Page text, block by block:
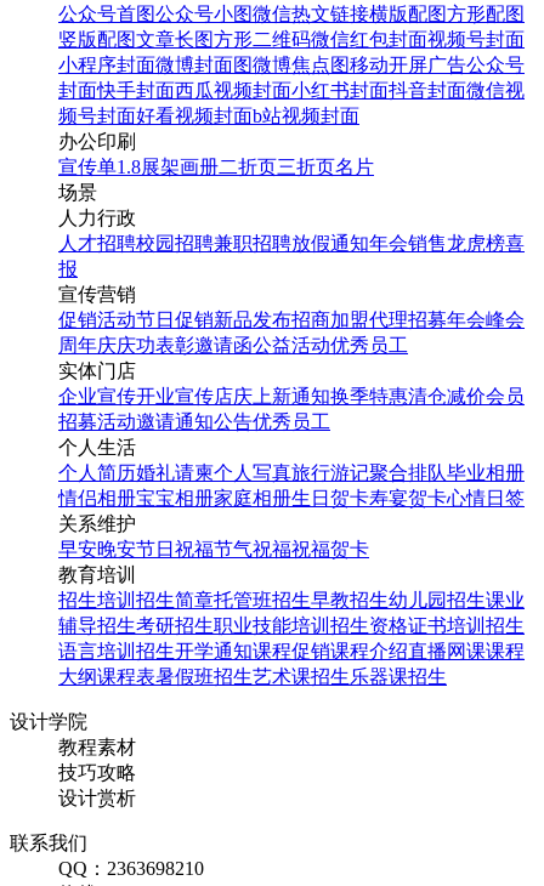
公众号首图公众号小图微信热文链接横版配图方形配图
竖版配图文章长图方形二维码微信红包封面视频号封面
小程序封面微博封面图微博焦点图移动开屏广告公众号
封面快手封面西瓜视频封面小红书封面抖音封面微信视
频号封面好看视频封面b站视频封面
办公印刷
宣传单1.8展架画册二折页三折页名片
场景
人力行政
人才招聘校园招聘兼职招聘放假通知年会销售龙虎榜喜
报
宣传营销
促销活动节日促销新品发布招商加盟代理招募年会峰会
周年庆庆功表彰邀请函公益活动优秀员工
实体门店
企业宣传开业宣传店庆 上新通知换季特惠清仓减价会员
招募活动邀请通知公告优秀员工
个人生活
个人简历婚礼请柬个人写真旅行游记聚合排队毕业相册
情侣相册宝宝相册家庭相册生日贺卡寿宴贺卡心情日签
关系维护
早安晚安节日祝福节气祝福祝福贺卡
教育培训
招生培训 招生简章托管班招生早教招生幼儿园招生课业
辅导招生考研招生职业技能培训招生资格证书培训招生
语言培训招生开学通知课程促销课程介绍直播网课课程
大纲课程表暑假班招生艺术课招生乐器课招生
设计学院
教程素材
技巧攻略
设计赏析
联系我们
QQ：2363698210